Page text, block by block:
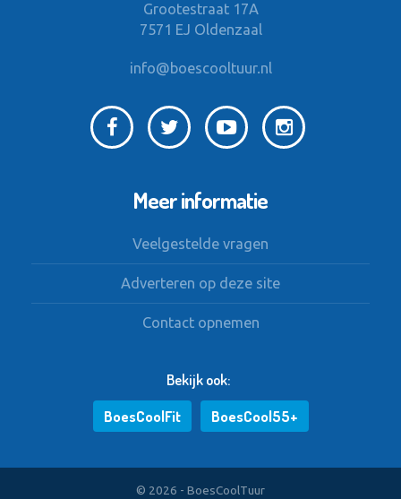
Grootestraat 17A
7571 EJ Oldenzaal
info@boescooltuur.nl
Meer informatie
Veelgestelde vragen
Adverteren op deze site
Contact opnemen
Bekijk ook:
BoesCoolFit
BoesCool55+
© 2026 - BoesCoolTuur